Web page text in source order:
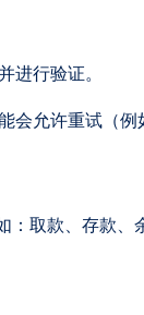
进行验证。
会允许重试（例
取款、存款、